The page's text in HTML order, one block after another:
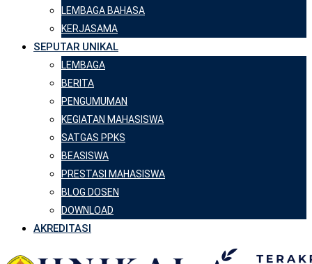
LEMBAGA BAHASA
KERJASAMA
SEPUTAR UNIKAL
LEMBAGA
BERITA
PENGUMUMAN
KEGIATAN MAHASISWA
SATGAS PPKS
BEASISWA
PRESTASI MAHASISWA
BLOG DOSEN
DOWNLOAD
AKREDITASI